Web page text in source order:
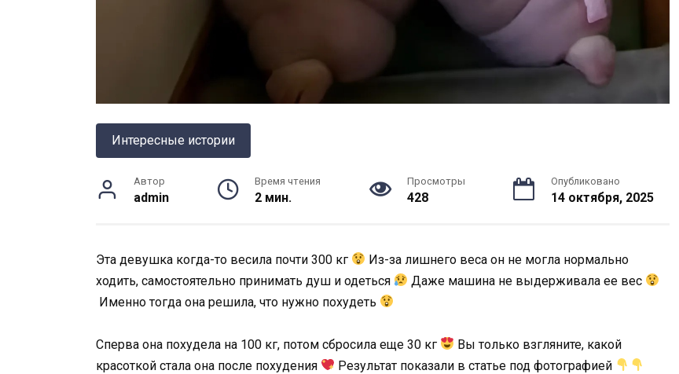
Интересные истории
Автор
admin
Время чтения
2 мин.
Просмотры
428
Опубликовано
14 октября, 2025
Эта девушка когда-то весила почти 300 кг
Из-за лишнего веса он не могла нормально
ходить, самостоятельно принимать душ и одеться
Даже машина не выдерживала ее вес
Именно тогда она решила, что нужно похудеть
Сперва она похудела на 100 кг, потом сбросила еще 30 кг
Вы только взгляните, какой
красоткой стала она после похудения
Результат показали в статье под фотографией